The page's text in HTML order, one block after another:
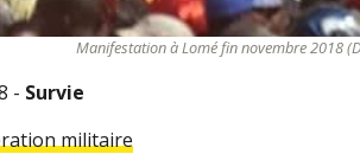
Manifestation à Lomé fin novembre 2018
- Survie
militaire